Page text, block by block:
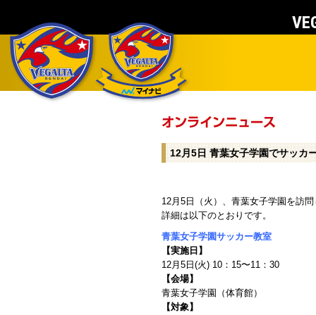
12月5日 青葉女子学園でサッカ
12月5日（火）、青葉女子学園を訪
詳細は以下のとおりです。
青葉女子学園サッカー教室
【実施日】
12月5日(火) 10：15〜11：30
【会場】
青葉女子学園（体育館）
【対象】